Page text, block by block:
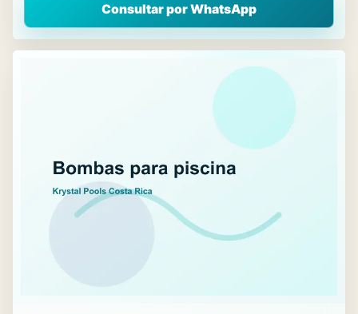
Consultar por WhatsApp